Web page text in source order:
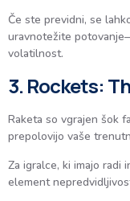
Če ste previdni, se
uravnotežite
volatilnost.
3. Rockets:
Raketa so vgrajen šok
prepolovijo vaše
Za igralce, ki imajo radi
element